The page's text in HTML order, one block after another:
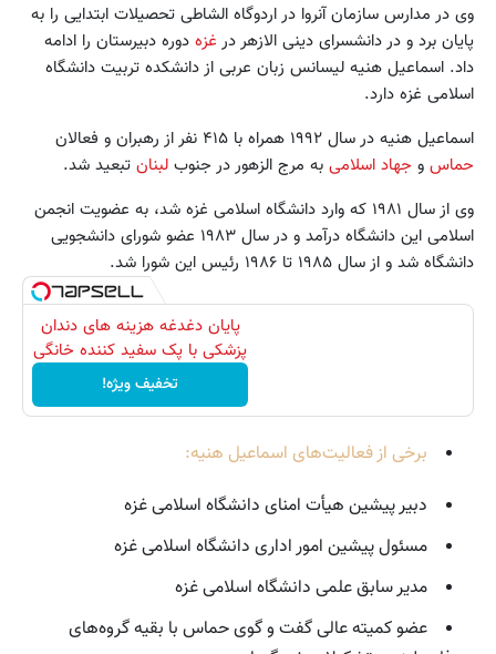
وی در مدارس سازمان آنروا در اردوگاه الشاطی تحصیلات ابتدایی را به
پایان برد و در دانشسرای دینی الازهر در غزه دوره دبیرستان را ادامه
داد. اسماعیل هنیه لیسانس زبان عربی از دانشکده تربیت دانشگاه
اسلامی غزه دارد.
اسماعیل هنیه در سال ۱۹۹۲ همراه با ۴۱۵ نفر از رهبران و فعالان
حماس و جهاد اسلامی به مرج الزهور در جنوب لبنان تبعید شد.
وی از سال ۱۹۸۱ که وارد دانشگاه اسلامی غزه شد، به عضویت انجمن
اسلامی این دانشگاه درآمد و در سال ۱۹۸۳ عضو شورای دانشجویی
دانشگاه شد و از سال ۱۹۸۵ تا ۱۹۸۶ رئیس این شورا شد.
پایان دغدغه هزینه های دندان
پزشکی با پک سفید کننده خانگی
تخفیف ویژه!
برخی از فعالیت‌های اسماعیل هنیه:
دبیر پیشین هیأت امنای دانشگاه اسلامی غزه
مسئول پیشین امور اداری دانشگاه اسلامی غزه
مدیر سابق علمی دانشگاه اسلامی غزه
عضو کمیته عالی گفت و گوی حماس با بقیه گروه‌های